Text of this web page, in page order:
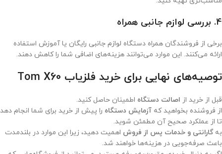
4. بررسی لوازم جانبی همراه
برخی از فروشندگان همراه دستگاه لوازم جانبی رایگان یا آموزش استفاده
ارائه می‌کنند. این موارد می‌توانند هزینه‌های اضافی شما را کاهش دهند.
توصیه‌های نهایی برای خرید فلزیاب Tom X60
قبل از خرید از اصالت دستگاه اطمینان حاصل کنید.
از فروشنده بخواهید که آزمایش دستگاه را پیش از خرید برای شما انجام دهد
تا از عملکرد صحیح آن مطمئن شوید.
بهگارانتی و خدمات پس از فروش اهمیت دهید، زیرا این موارد در بلندمدت
باعث صرفه‌جویی در هزینه‌ها خواهند شد.